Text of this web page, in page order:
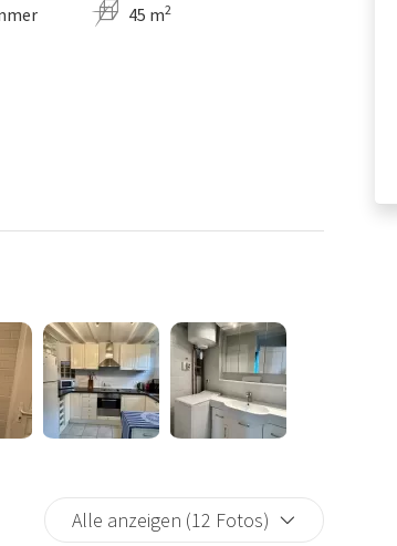
45 m2
Alle anzeigen (12 Fotos)